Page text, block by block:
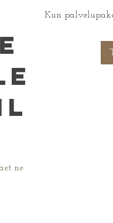
Kun
ne